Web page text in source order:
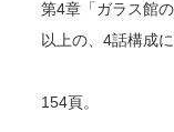
第4章「ガラス館の
以上の、4話構成
154頁。